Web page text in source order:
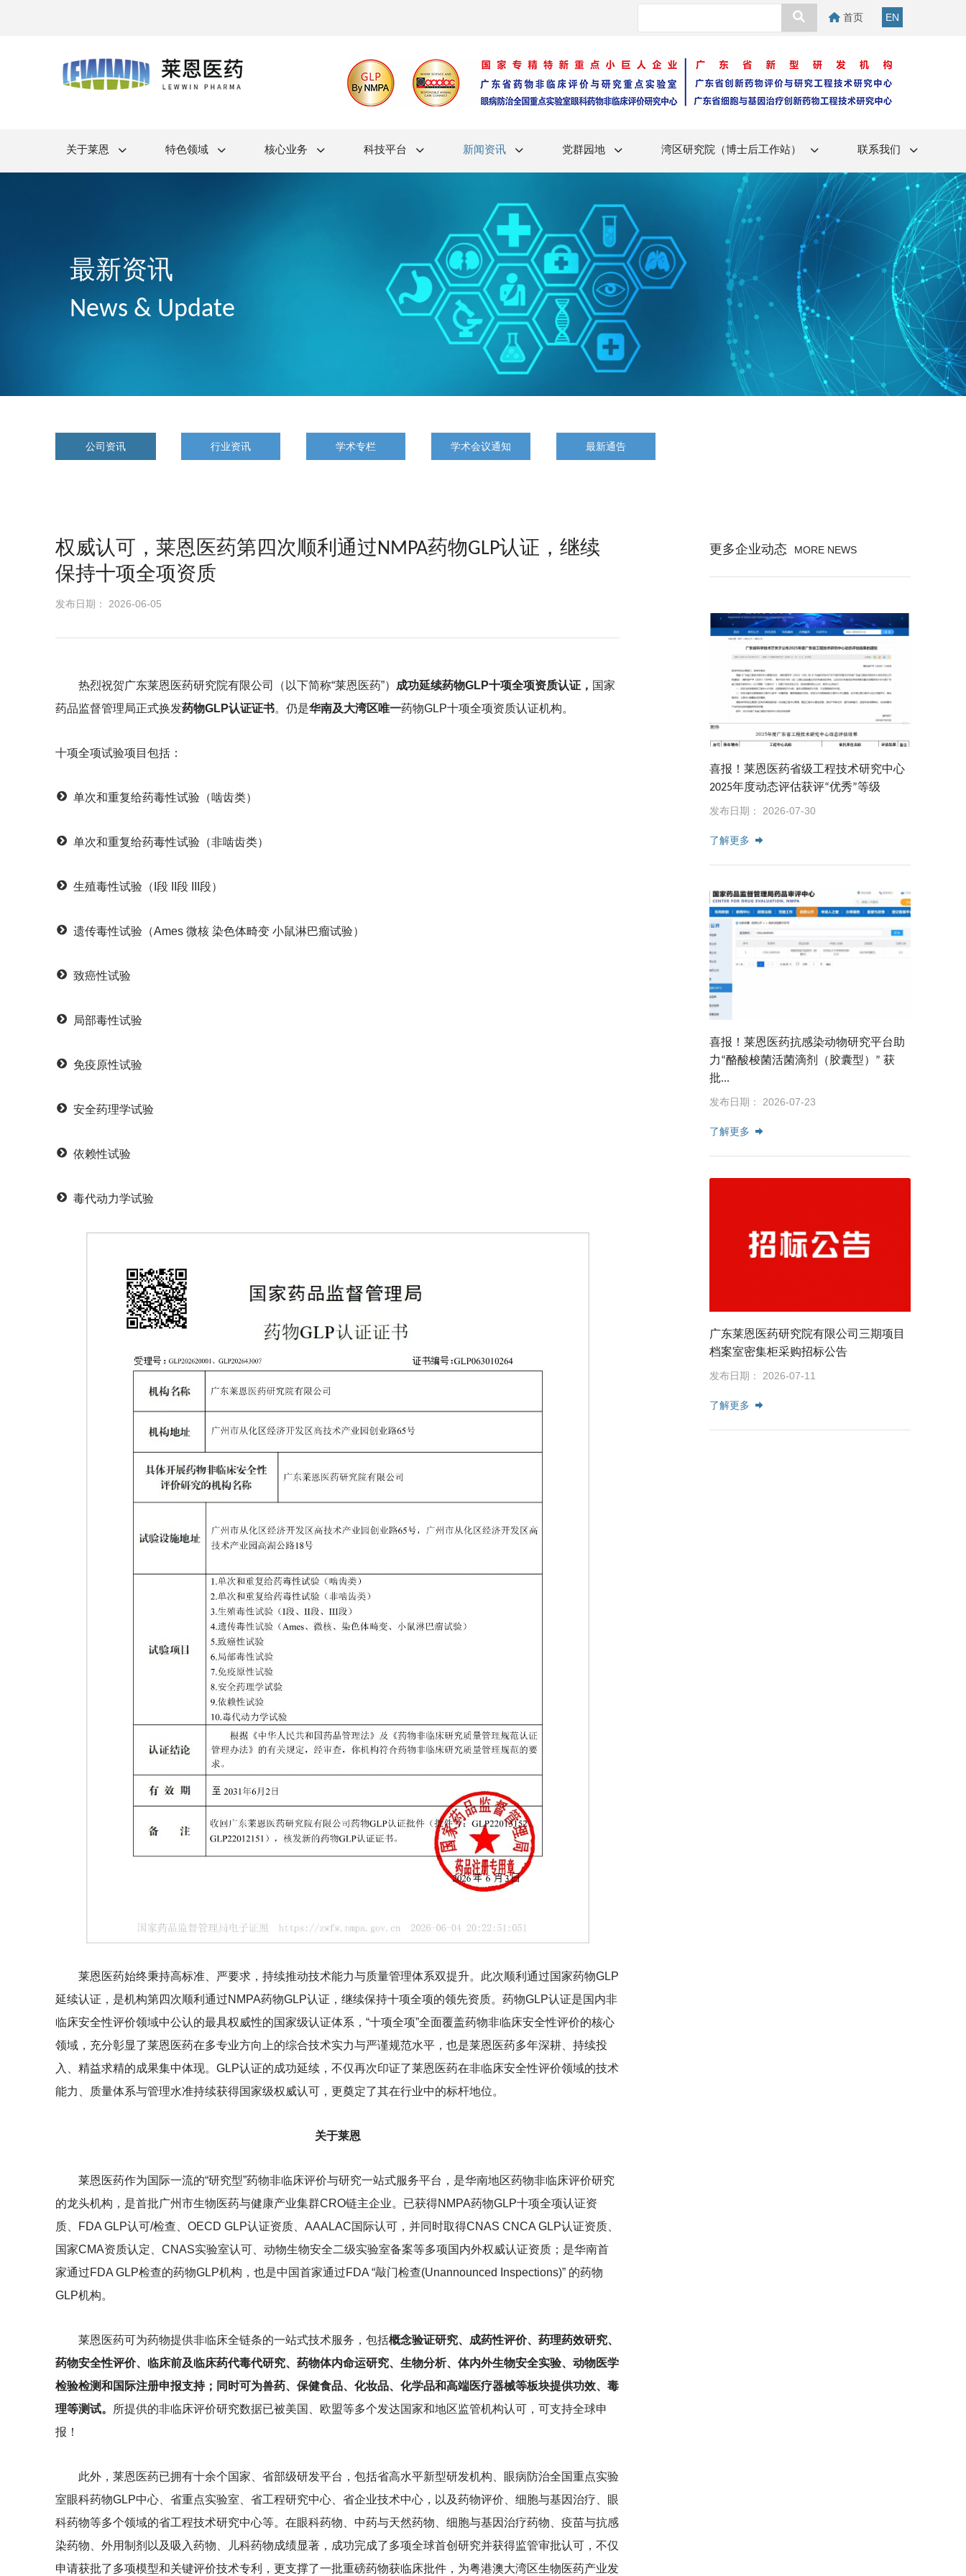
首页 EN
关于莱恩 特色领域 核心业务 科技平台 新闻资讯 党群园地 湾区研究院（博士后工作站） 联系我们
最新资讯
News & Update
公司资讯 行业资讯 学术专栏 学术会议通知 最新通告
权威认可，莱恩医药第四次顺利通过NMPA药物GLP认证，继续
保持十项全项资质
发布日期： 2026-06-05
热烈祝贺广东莱恩医药研究院有限公司（以下简称“莱恩医药”） 成功延续药物GLP十项全项资质认证， 国家
药品监督管理局正式换发药物GLP认证证书。仍是华南及大湾区唯一药物GLP十项全项资质认证机构。
十项全项试验项目包括：
单次和重复给药毒性试验（啮齿类）
单次和重复给药毒性试验（非啮齿类）
生殖毒性试验（I段 II段 III段）
遗传毒性试验（Ames 微核 染色体畸变 小鼠淋巴瘤试验）
致癌性试验
局部毒性试验
免疫原性试验
安全药理学试验
依赖性试验
毒代动力学试验
莱恩医药始终秉持高标准、严要求，持续推动技术能力与质量管理体系双提升。此次顺利通过国家药物GLP
延续认证，是机构第四次顺利通过NMPA药物GLP认证，继续保持十项全项的领先资质。药物GLP认证是国内非
临床安全性评价领域中公认的最具权威性的国家级认证体系，“十项全项”全面覆盖药物非临床安全性评价的核心
领域，充分彰显了莱恩医药在多专业方向上的综合技术实力与严谨规范水平，也是莱恩医药多年深耕、持续投
入、精益求精的成果集中体现。GLP认证的成功延续，不仅再次印证了莱恩医药在非临床安全性评价领域的技术
能力、质量体系与管理水准持续获得国家级权威认可，更奠定了其在行业中的标杆地位。
关于莱恩
莱恩医药作为国际一流的“研究型”药物非临床评价与研究一站式服务平台，是华南地区药物非临床评价研究
的龙头机构，是首批广州市生物医药与健康产业集群CRO链主企业。已获得NMPA药物GLP十项全项认证资
质、FDA GLP认可/检查、OECD GLP认证资质、AAALAC国际认可，并同时取得CNAS CNCA GLP认证资质、
国家CMA资质认定、CNAS实验室认可、动物生物安全二级实验室备案等多项国内外权威认证资质；是华南首
家通过FDA GLP检查的药物GLP机构，也是中国首家通过FDA “敲门检查(Unannounced Inspections)” 的药物
GLP机构。
莱恩医药可为药物提供非临床全链条的一站式技术服务，包括概念验证研究、成药性评价、药理药效研究、
药物安全性评价、临床前及临床药代毒代研究、药物体内命运研究、生物分析、体内外生物安全实验、动物医学
检验检测和国际注册申报支持；同时可为兽药、保健食品、化妆品、化学品和高端医疗器械等板块提供功效、毒
理等测试。
所提供的非临床评价研究数据已被美国、欧盟等多个发达国家和地区监管机构认可，可支持全球申
报！
此外，莱恩医药已拥有十余个国家、省部级研发平台，包括省高水平新型研发机构、眼病防治全国重点实验
室眼科药物GLP中心、省重点实验室、省工程研究中心、省企业技术中心，以及药物评价、细胞与基因治疗、眼
科药物等多个领域的省工程技术研究中心等。在眼科药物、中药与天然药物、细胞与基因治疗药物、疫苗与抗感
染药物、外用制剂以及吸入药物、儿科药物成绩显著，成功完成了多项全球首创研究并获得监管审批认可，不仅
申请获批了多项模型和关键评价技术专利，更支撑了一批重磅药物获临床批件，为粤港澳大湾区生物医药产业发
更多企业动态 MORE NEWS
喜报！莱恩医药省级工程技术研究中心
2025年度动态评估获评“优秀”等级
发布日期： 2026-07-30
了解更多
喜报！莱恩医药抗感染动物研究平台助
力“酪酸梭菌活菌滴剂（胶囊型）” 获
批...
发布日期： 2026-07-23
了解更多
广东莱恩医药研究院有限公司三期项目
档案室密集柜采购招标公告
发布日期： 2026-07-11
了解更多